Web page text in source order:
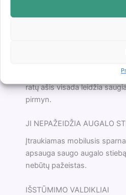
SUTAUPOMA DAUG LAIKO
Dėl itin kompaktiško dydžio
Jei žemė nelygi arba yra
ratų ašis visada leidžia
pirmyn.
JI NEPAŽEIDŽIA AUGALO
Įtraukiamas mobilusis
apsauga saugo augalo
nebūtų pažeistas.
IŠSTŪMIMO VALDIKLIAI